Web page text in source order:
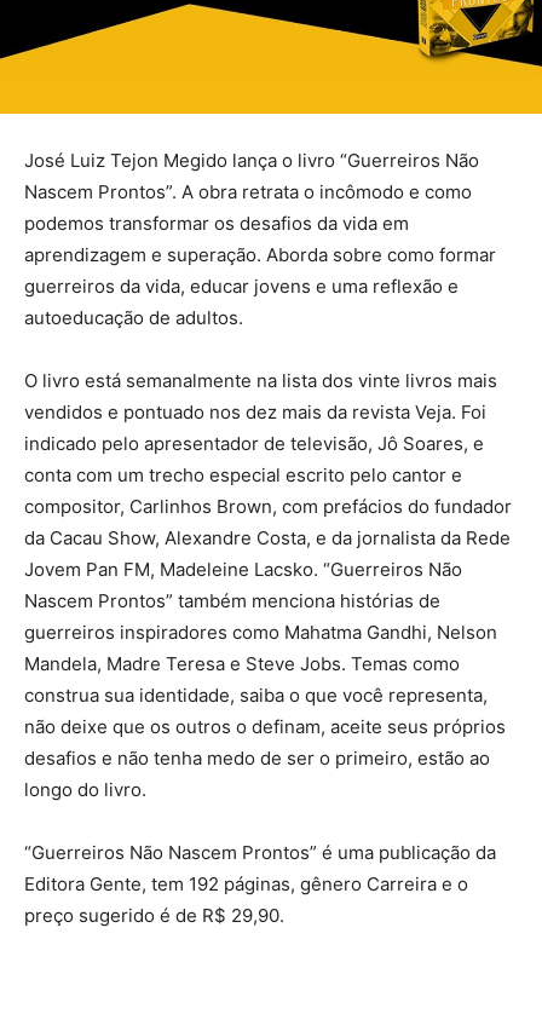
José Luiz Tejon Megido lança o livro “Guerreiros Não
Nascem Prontos”. A obra retrata o incômodo e como
podemos transformar os desafios da vida em
aprendizagem e superação. Aborda sobre como formar
guerreiros da vida, educar jovens e uma reflexão e
autoeducação de adultos.
O livro está semanalmente na lista dos vinte livros mais
vendidos e pontuado nos dez mais da revista Veja. Foi
indicado pelo apresentador de televisão, Jô Soares, e
conta com um trecho especial escrito pelo cantor e
compositor, Carlinhos Brown, com prefácios do fundador
da Cacau Show, Alexandre Costa, e da jornalista da Rede
Jovem Pan FM, Madeleine Lacsko. “Guerreiros Não
Nascem Prontos” também menciona histórias de
guerreiros inspiradores como Mahatma Gandhi, Nelson
Mandela, Madre Teresa e Steve Jobs. Temas como
construa sua identidade, saiba o que você representa,
não deixe que os outros o definam, aceite seus próprios
desafios e não tenha medo de ser o primeiro, estão ao
longo do livro.
“Guerreiros Não Nascem Prontos” é uma publicação da
Editora Gente, tem 192 páginas, gênero Carreira e o
preço sugerido é de R$ 29,90.